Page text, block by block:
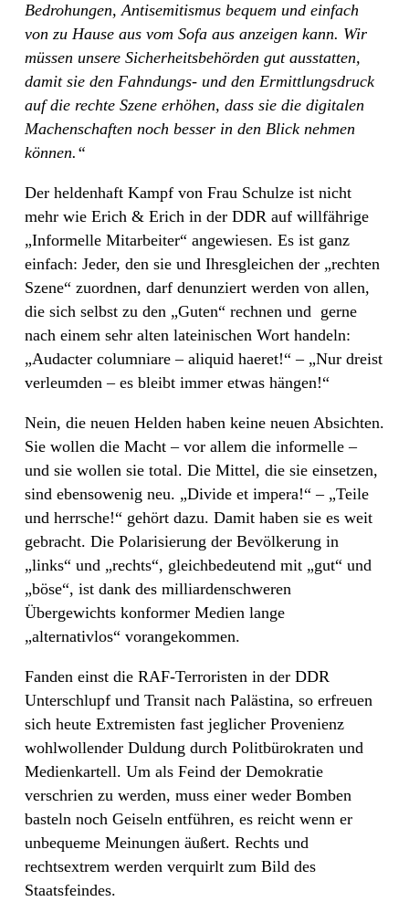
Bedrohungen, Antisemitismus bequem und einfach
von zu Hause aus vom Sofa aus anzeigen kann. Wir
müssen unsere Sicherheitsbehörden gut ausstatten,
damit sie den Fahndungs- und den Ermittlungsdruck
auf die rechte Szene erhöhen, dass sie die digitalen
Machenschaften noch besser in den Blick nehmen
können.“
Der heldenhaft Kampf von Frau Schulze ist nicht
mehr wie Erich & Erich in der DDR auf willfährige
„Informelle Mitarbeiter“ angewiesen. Es ist ganz
einfach: Jeder, den sie und Ihresgleichen der „rechten
Szene“ zuordnen, darf denunziert werden von allen,
die sich selbst zu den „Guten“ rechnen und gerne
nach einem sehr alten lateinischen Wort handeln:
„Audacter columniare – aliquid haeret!“ – „Nur dreist
verleumden – es bleibt immer etwas hängen!“
Nein, die neuen Helden haben keine neuen Absichten.
Sie wollen die Macht – vor allem die informelle –
und sie wollen sie total. Die Mittel, die sie einsetzen,
sind ebensowenig neu. „Divide et impera!“ – „Teile
und herrsche!“ gehört dazu. Damit haben sie es weit
gebracht. Die Polarisierung der Bevölkerung in
„links“ und „rechts“, gleichbedeutend mit „gut“ und
„böse“, ist dank des milliardenschweren
Übergewichts konformer Medien lange
„alternativlos“ vorangekommen.
Fanden einst die RAF-Terroristen in der DDR
Unterschlupf und Transit nach Palästina, so erfreuen
sich heute Extremisten fast jeglicher Provenienz
wohlwollender Duldung durch Politbürokraten und
Medienkartell. Um als Feind der Demokratie
verschrien zu werden, muss einer weder Bomben
basteln noch Geiseln entführen, es reicht wenn er
unbequeme Meinungen äußert. Rechts und
rechtsextrem werden verquirlt zum Bild des
Staatsfeindes.